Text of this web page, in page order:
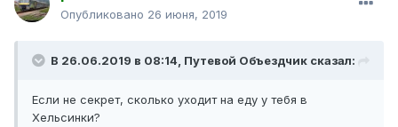
Опубликовано 26 июня, 2019
В 26.06.2019 в 08:14, Путевой Объездчик сказал:
Если не секрет, сколько уходит на еду у тебя в
Хельсинки?